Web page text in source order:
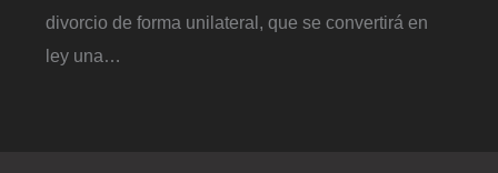
divorcio de forma unilateral, que se convertirá en
ley una…